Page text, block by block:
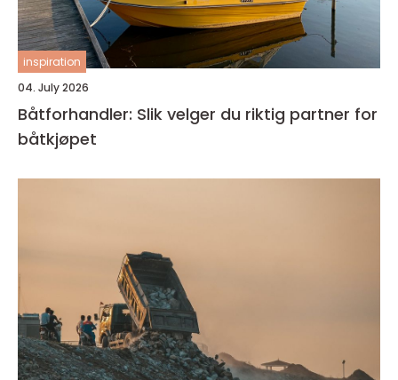
inspiration
04. July 2026
Båtforhandler: Slik velger du riktig partner for
båtkjøpet